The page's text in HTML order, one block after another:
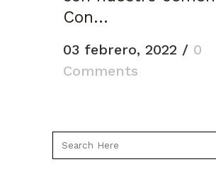
Con...
03 febrero, 2022 / 0
Comments